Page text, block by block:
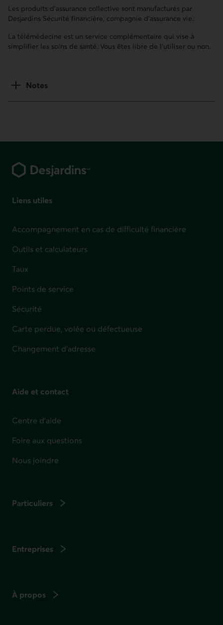
Les produits d'assurance collective sont manufacturés par
Desjardins Sécurité financière, compagnie d'assurance vie.
La télémédecine est un service complémentaire qui vise à
simplifier les soins de santé. Vous êtes libre de l’utiliser ou non.
Notes
Liens utiles
Accompagnement en cas de difficulté financière
Outils et calculateurs
Taux
Points de service
Sécurité
Carte perdue, volée ou défectueuse
Changement d'adresse
Aide et contact
Centre d'aide
Foire aux questions
Nous joindre
Particuliers
Entreprises
À propos